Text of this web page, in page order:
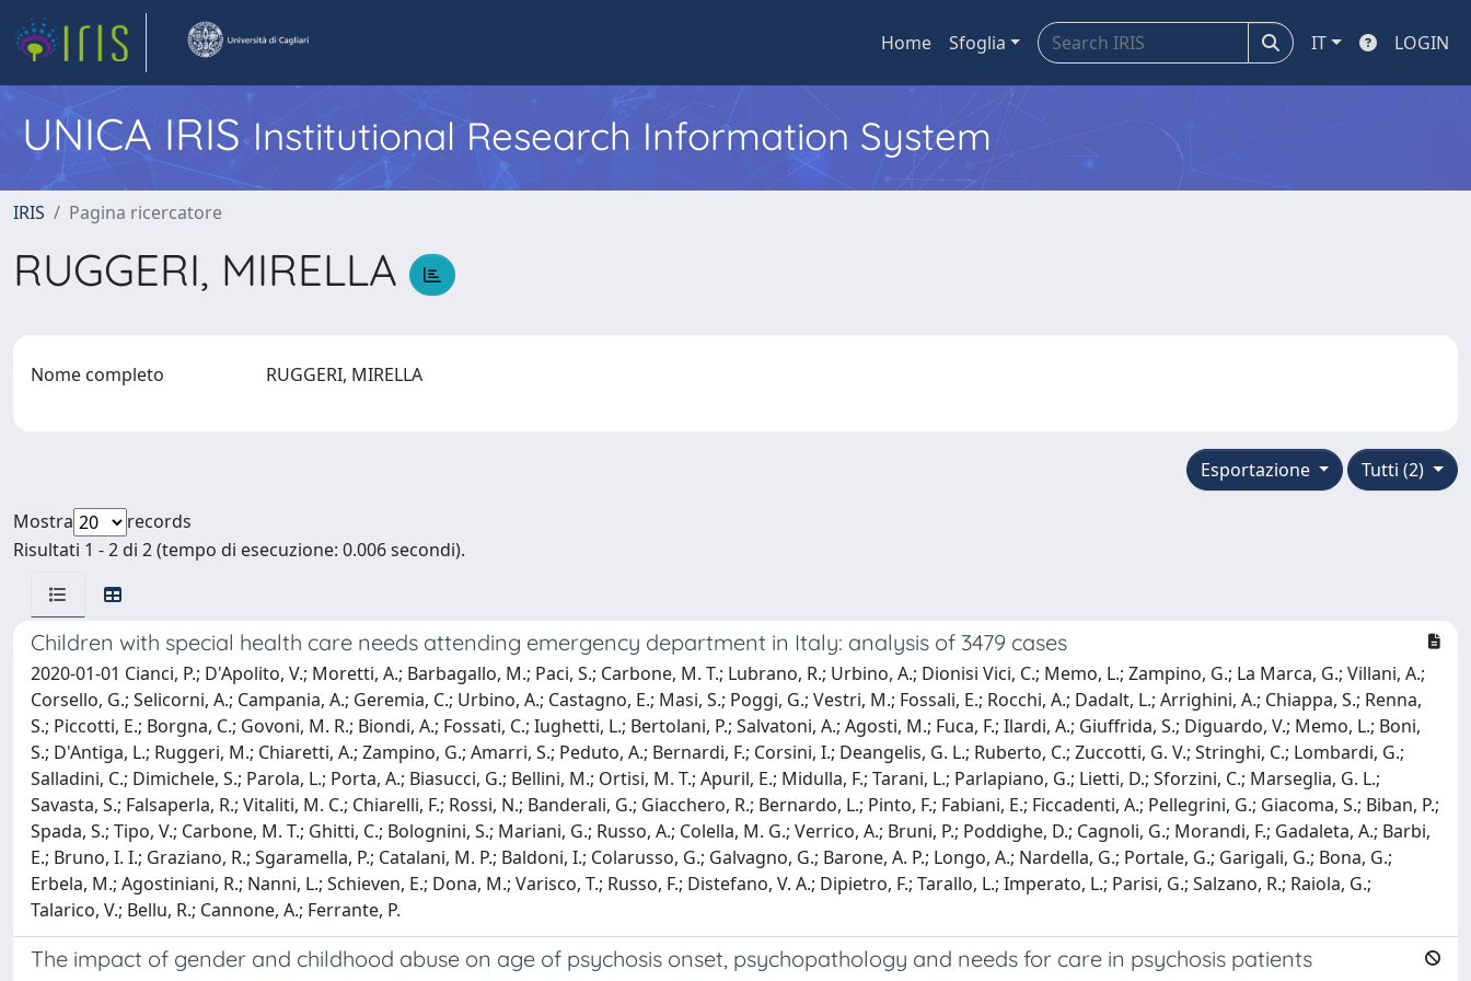
Home Sfoglia IT LOGIN
UNICA IRISInstitutional Research Information System
IRIS Pagina ricercatore
RUGGERI, MIRELLA
Nome completo RUGGERI, MIRELLA
Tutti (2)
Esportazione
Mostra
records
Risultati 1 - 2 di 2 (tempo di esecuzione: 0.006 secondi).
Children with special health care needs attending emergency department in Italy: analysis of 3479 cases
2020-01-01 Cianci, P.; D'Apolito, V.; Moretti, A.; Barbagallo, M.; Paci, S.; Carbone, M. T.; Lubrano, R.; Urbino, A.; Dionisi Vici, C.; Memo, L.; Zampino, G.; La Marca, G.; Villani, A.;
Corsello, G.; Selicorni, A.; Campania, A.; Geremia, C.; Urbino, A.; Castagno, E.; Masi, S.; Poggi, G.; Vestri, M.; Fossali, E.; Rocchi, A.; Dadalt, L.; Arrighini, A.; Chiappa, S.; Renna,
S.; Piccotti, E.; Borgna, C.; Govoni, M. R.; Biondi, A.; Fossati, C.; Iughetti, L.; Bertolani, P.; Salvatoni, A.; Agosti, M.; Fuca, F.; Ilardi, A.; Giuffrida, S.; Diguardo, V.; Memo, L.; Boni,
S.; D'Antiga, L.; Ruggeri, M.; Chiaretti, A.; Zampino, G.; Amarri, S.; Peduto, A.; Bernardi, F.; Corsini, I.; Deangelis, G. L.; Ruberto, C.; Zuccotti, G. V.; Stringhi, C.; Lombardi, G.;
Salladini, C.; Dimichele, S.; Parola, L.; Porta, A.; Biasucci, G.; Bellini, M.; Ortisi, M. T.; Apuril, E.; Midulla, F.; Tarani, L.; Parlapiano, G.; Lietti, D.; Sforzini, C.; Marseglia, G. L.;
Savasta, S.; Falsaperla, R.; Vitaliti, M. C.; Chiarelli, F.; Rossi, N.; Banderali, G.; Giacchero, R.; Bernardo, L.; Pinto, F.; Fabiani, E.; Ficcadenti, A.; Pellegrini, G.; Giacoma, S.; Biban, P.;
Spada, S.; Tipo, V.; Carbone, M. T.; Ghitti, C.; Bolognini, S.; Mariani, G.; Russo, A.; Colella, M. G.; Verrico, A.; Bruni, P.; Poddighe, D.; Cagnoli, G.; Morandi, F.; Gadaleta, A.; Barbi,
E.; Bruno, I. I.; Graziano, R.; Sgaramella, P.; Catalani, M. P.; Baldoni, I.; Colarusso, G.; Galvagno, G.; Barone, A. P.; Longo, A.; Nardella, G.; Portale, G.; Garigali, G.; Bona, G.;
Erbela, M.; Agostiniani, R.; Nanni, L.; Schieven, E.; Dona, M.; Varisco, T.; Russo, F.; Distefano, V. A.; Dipietro, F.; Tarallo, L.; Imperato, L.; Parisi, G.; Salzano, R.; Raiola, G.;
Talarico, V.; Bellu, R.; Cannone, A.; Ferrante, P.
The impact of gender and childhood abuse on age of psychosis onset, psychopathology and needs for care in psychosis patients